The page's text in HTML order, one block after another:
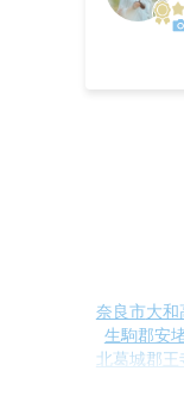
奈良市大和
生駒郡安
北葛城郡王